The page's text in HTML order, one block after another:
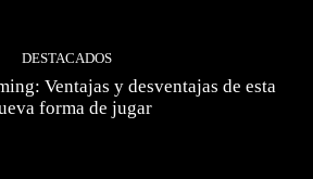
DESTACADOS
Ventajas y desventajas de esta
forma de jugar